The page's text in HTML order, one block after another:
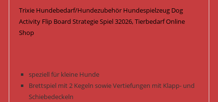
MengeTrixie Hundebedarf/Hundezubehör Hundespielzeug Dog
Activity Flip Board Strategie Spiel 32026, Tierbedarf Online
Shop
speziell für kleine Hunde
Brettspiel mit 2 Kegeln sowie Vertiefungen mit Klapp- und
Schiebedeckeln